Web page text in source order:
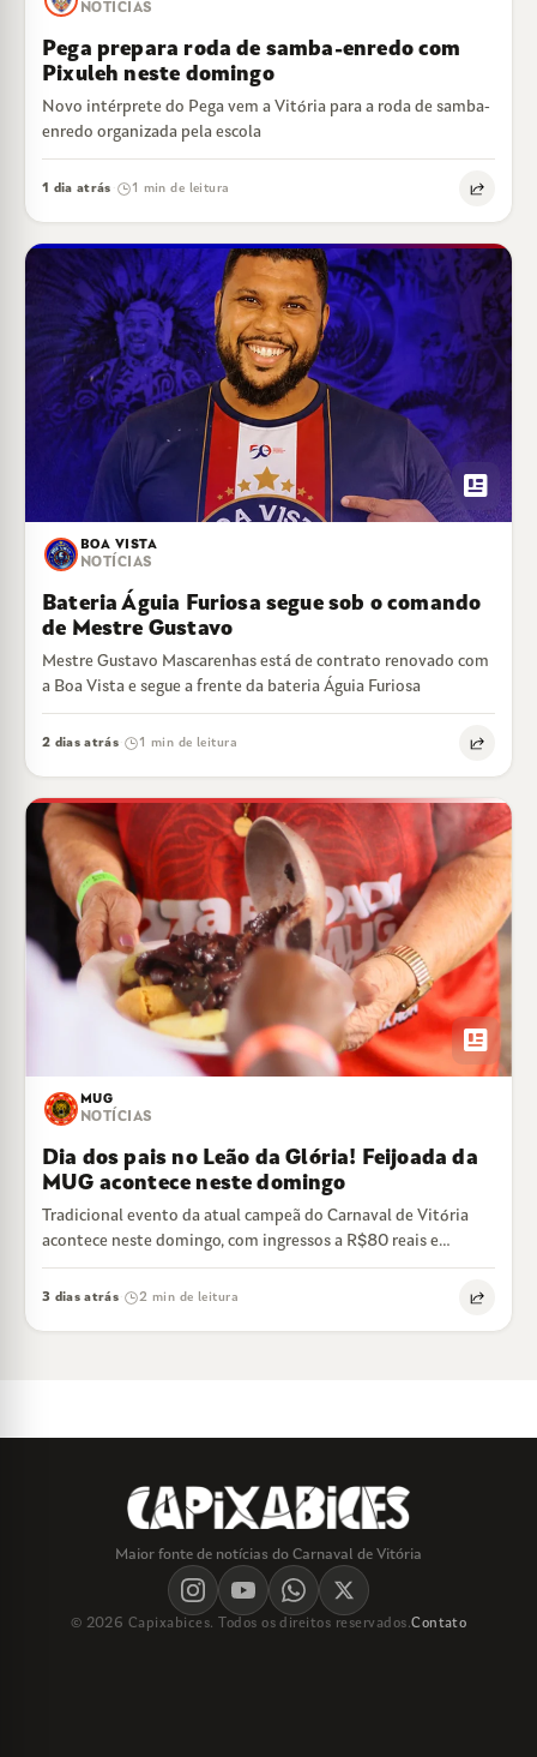
NOTÍCIAS
Pega prepara roda de samba-enredo com
Pixuleh neste domingo
Novo intérprete do Pega vem a Vitória para a roda de samba-
enredo organizada pela escola
1 dia atrás 1 min de leitura
newsmode
BOA VISTA
NOTÍCIAS
Bateria Águia Furiosa segue sob o comando
de Mestre Gustavo
Mestre Gustavo Mascarenhas está de contrato renovado com
a Boa Vista e segue a frente da bateria Águia Furiosa
2 dias atrás· 1 min de leitura
newsmode
MUG
NOTÍCIAS
Dia dos pais no Leão da Glória! Feijoada da
MUG acontece neste domingo
Tradicional evento da atual campeã do Carnaval de Vitória
acontece neste domingo, com ingressos a R$80 reais e
feijoada liberada
3 dias atrás· 2 min de leitura
Maior fonte de notícias do Carnaval de Vitória
© 2026 Capixabices. Todos os direitos reservados.Contato